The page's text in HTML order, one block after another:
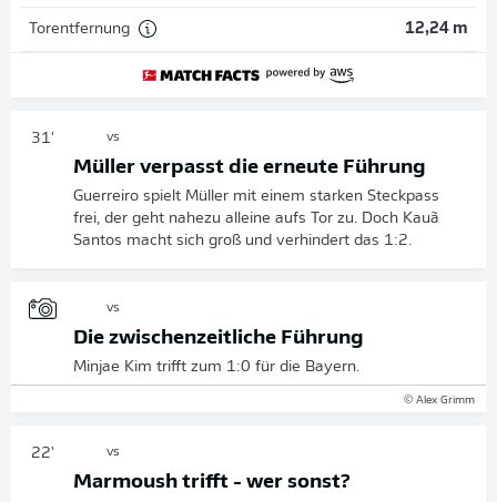
Torentfernung 12,24 m
31' vs
Müller verpasst die erneute Führung
Guerreiro spielt Müller mit einem starken Steckpass
frei, der geht nahezu alleine aufs Tor zu. Doch Kauã
Santos macht sich groß und verhindert das 1:2.
vs
Die zwischenzeitliche Führung
Minjae Kim trifft zum 1:0 für die Bayern.
© Alex Grimm
22' vs
Marmoush trifft - wer sonst?